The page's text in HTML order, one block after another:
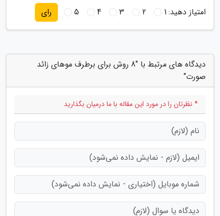
امتیاز دهید:1
2
3
4
5 رای
دیدگاه های مرتبط با "8 روش برای برطرف موهای زائد
صورت"
* نظرتان را در مورد این مقاله با ما درمیان بگذارید